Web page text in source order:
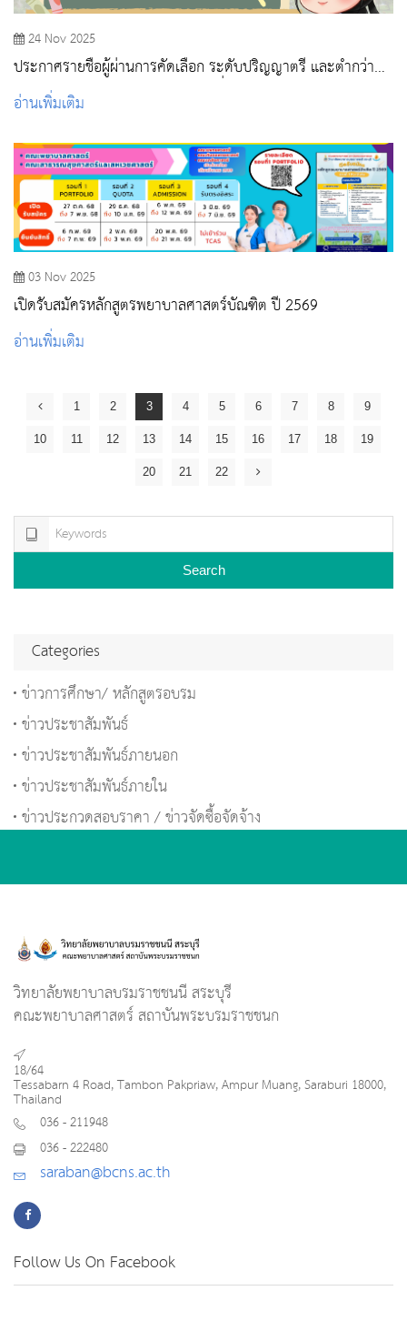
24 Nov 2025
ประกาศรายชื่อผู้ผ่านการคัดเลือก ระดับปริญญาตรี และต่ำกว่า
ปริญญาตรี ปีการศึกษา 2569 รอบที่ 1 PORTFOLIO
อ่านเพิ่มเติม
03 Nov 2025
เปิดรับสมัครหลักสูตรพยาบาลศาสตร์บัณฑิต ปี 2569
อ่านเพิ่มเติม
1 2 3 4 5 6 7 8 9
10 11 12 13 14 15 16 17 18 19
20 21 22
Search
Categories
ข่าวการศึกษา/ หลักสูตรอบรม
ข่าวประชาสัมพันธ์
ข่าวประชาสัมพันธ์ภายนอก
ข่าวประชาสัมพันธ์ภายใน
ข่าวประกวดสอบราคา / ข่าวจัดซื้อจัดจ้าง
วิทยาลัยพยาบาลบรมราชชนนี สระบุรี
คณะพยาบาลศาสตร์ สถาบันพระบรมราชชนก
18/64
Tessabarn 4 Road, Tambon Pakpriaw, Ampur Muang, Saraburi 18000,
Thailand
036 - 211948
036 - 222480
saraban@bcns.ac.th
Follow Us On Facebook